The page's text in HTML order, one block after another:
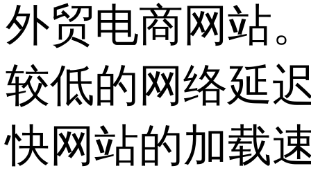
外贸电商网站
较低的网络延
快网站的加载